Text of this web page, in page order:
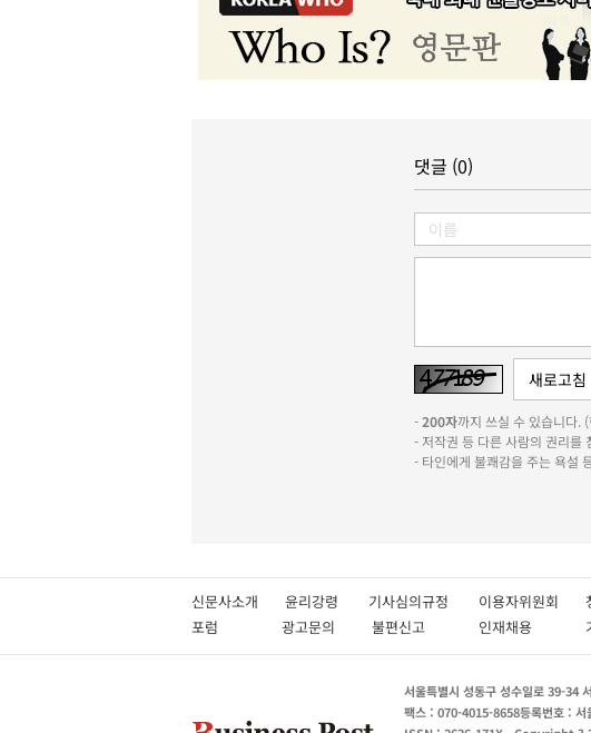
댓글 (0)
-200자까지 쓰실 수 있습니다
- 저작권 등 다른 사람의 권리를
- 타인에게 불쾌감을 주는 욕설
신문사소개 윤리강령 기사심의규정 이용자위원회
포럼
광고문의 불편신고 인재채용
서울특별시 성동구 성수일로 39-34
팩스 : 070-4015-8658등록번호 :